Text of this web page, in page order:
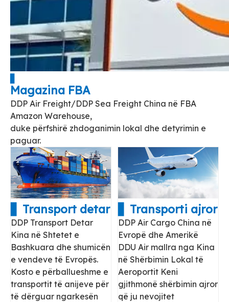
Magazina FBA
DDP Air Freight/DDP Sea Freight China në FBA
Amazon Warehouse,
duke përfshirë zhdoganimin lokal dhe detyrimin e
paguar.
▋ Transport detar
DDP Transport Detar
Kina në Shtetet e
Bashkuara dhe shumicën
e vendeve të Evropës.
Kosto e përballueshme e
transportit të anijeve për
të dërguar ngarkesën
▋ Transporti ajror
DDP Air Cargo China në
Evropë dhe Amerikë
DDU Air mallra nga Kina
në Shërbimin Lokal të
Aeroportit Keni
gjithmonë shërbimin ajror
që ju nevojitet